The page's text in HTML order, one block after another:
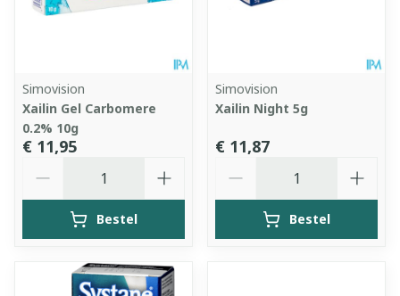
Simovision
Xailin Gel Carbomere
0.2% 10g
€ 11,95
Bestel
Simovision
Xailin Night 5g
€ 11,87
Bestel